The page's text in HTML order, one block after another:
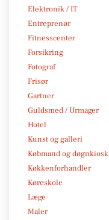
Elektronik / IT
Entreprenør
Fitnesscenter
Forsikring
Fotograf
Frisør
Gartner
Guldsmed / Urmager
Hotel
Kunst og galleri
Købmand og døgnkiosk
Køkkenforhandler
Køreskole
Læge
Maler